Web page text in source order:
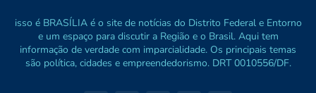
isso é BRASÍLIA é o site de notícias do Distrito Federal e Entorno
e um espaço para discutir a Região e o Brasil. Aqui tem
informação de verdade com imparcialidade. Os principais temas
são política, cidades e empreendedorismo. DRT 0010556/DF.